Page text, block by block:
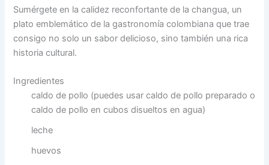
Sumérgete en la calidez reconfortante de la changua, un
plato emblemático de la gastronomía colombiana que trae
consigo no solo un sabor delicioso, sino también una rica
historia cultural.
Ingredientes
caldo de pollo (puedes usar caldo de pollo preparado o
caldo de pollo en cubos disueltos en agua)
leche
huevos